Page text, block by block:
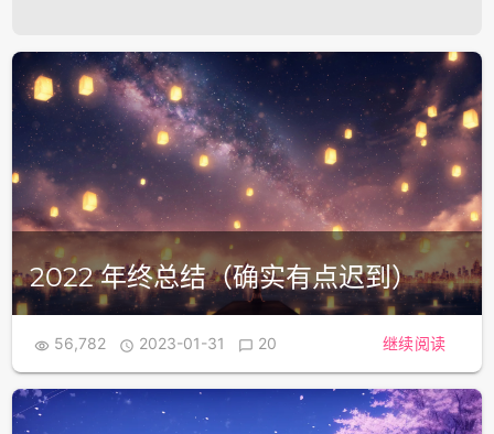
2022 年终总结（确实有点迟到）
 56,782  2023-01-31  20 继续阅读